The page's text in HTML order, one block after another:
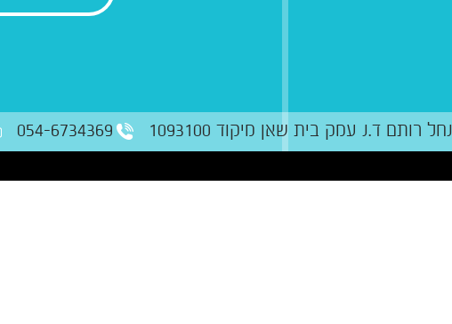
נחל רותם ד.נ עמק בית שאן מיקוד 1093100 054-6734369